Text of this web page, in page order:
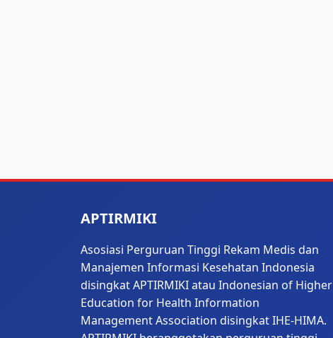
APTIRMIKI
Asosiasi Perguruan Tinggi Rekam Medis dan
Manajemen Informasi Kesehatan Indonesia
disingkat APTIRMIKI atau Indonesian of Higher
Education for Health Information
Management Association disingkat IHE-HIMA.